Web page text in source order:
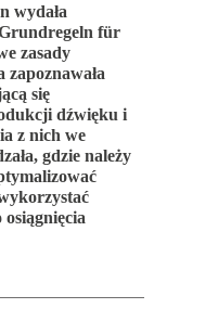
wydała
für
zasady
zapoznawała
się
dźwięku i
z nich we
gdzie należy